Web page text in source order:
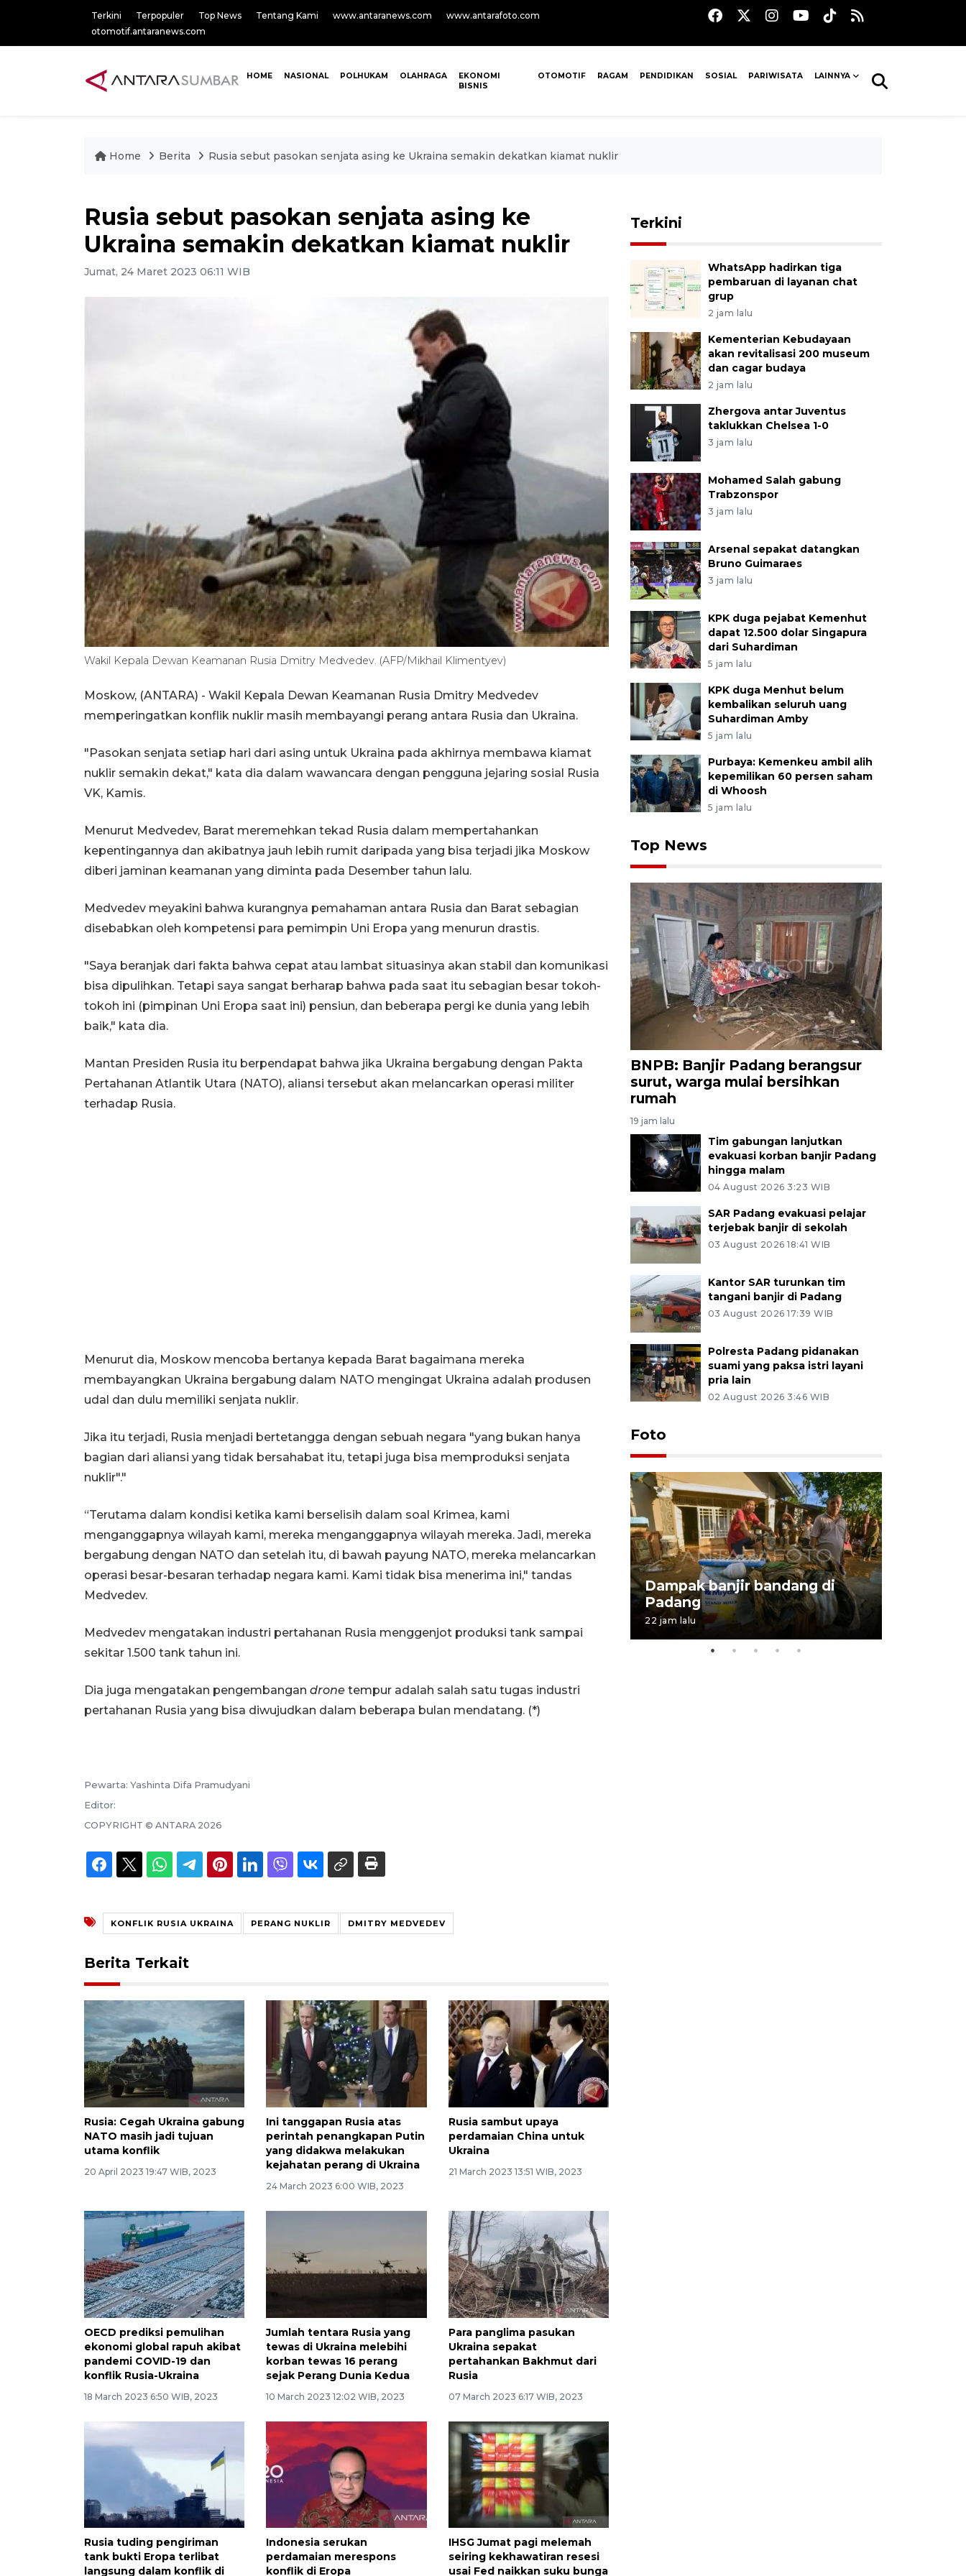
Terkini Terpopuler Top News Tentang Kami www.antaranews.com
www.antarafoto.com
otomotif.antaranews.com
HOME NASIONAL POLHUKAM OLAHRAGA
EKONOMI
BISNIS
OTOMOTIF RAGAM PENDIDIKAN SOSIAL PARIWISATA LAINNYA
Home Berita Rusia sebut pasokan senjata asing ke Ukraina semakin dekatkan kiamat nuklir
Rusia sebut pasokan senjata asing ke
Ukraina semakin dekatkan kiamat nuklir
Jumat, 24 Maret 2023 06:11 WIB
Wakil Kepala Dewan Keamanan Rusia Dmitry Medvedev. (AFP/Mikhail Klimentyev)
Moskow, (ANTARA) - Wakil Kepala Dewan Keamanan Rusia Dmitry Medvedev
memperingatkan konflik nuklir masih membayangi perang antara Rusia dan Ukraina.
"Pasokan senjata setiap hari dari asing untuk Ukraina pada akhirnya membawa kiamat
nuklir semakin dekat," kata dia dalam wawancara dengan pengguna jejaring sosial Rusia
VK, Kamis.
Menurut Medvedev, Barat meremehkan tekad Rusia dalam mempertahankan
kepentingannya dan akibatnya jauh lebih rumit daripada yang bisa terjadi jika Moskow
diberi jaminan keamanan yang diminta pada Desember tahun lalu.
Medvedev meyakini bahwa kurangnya pemahaman antara Rusia dan Barat sebagian
disebabkan oleh kompetensi para pemimpin Uni Eropa yang menurun drastis.
"Saya beranjak dari fakta bahwa cepat atau lambat situasinya akan stabil dan komunikasi
bisa dipulihkan. Tetapi saya sangat berharap bahwa pada saat itu sebagian besar tokoh-
tokoh ini (pimpinan Uni Eropa saat ini) pensiun, dan beberapa pergi ke dunia yang lebih
baik," kata dia.
Mantan Presiden Rusia itu berpendapat bahwa jika Ukraina bergabung dengan Pakta
Pertahanan Atlantik Utara (NATO), aliansi tersebut akan melancarkan operasi militer
terhadap Rusia.
Menurut dia, Moskow mencoba bertanya kepada Barat bagaimana mereka
membayangkan Ukraina bergabung dalam NATO mengingat Ukraina adalah produsen
udal dan dulu memiliki senjata nuklir.
Jika itu terjadi, Rusia menjadi bertetangga dengan sebuah negara "yang bukan hanya
bagian dari aliansi yang tidak bersahabat itu, tetapi juga bisa memproduksi senjata
nuklir"."
“Terutama dalam kondisi ketika kami berselisih dalam soal Krimea, kami
menganggapnya wilayah kami, mereka menganggapnya wilayah mereka. Jadi, mereka
bergabung dengan NATO dan setelah itu, di bawah payung NATO, mereka melancarkan
operasi besar-besaran terhadap negara kami. Kami tidak bisa menerima ini," tandas
Medvedev.
Medvedev mengatakan industri pertahanan Rusia menggenjot produksi tank sampai
sekitar 1.500 tank tahun ini.
Dia juga mengatakan pengembangan drone tempur adalah salah satu tugas industri
pertahanan Rusia yang bisa diwujudkan dalam beberapa bulan mendatang. (*)
Pewarta: Yashinta Difa Pramudyani
Editor:
COPYRIGHT © ANTARA 2026
KONFLIK RUSIA UKRAINA PERANG NUKLIR DMITRY MEDVEDEV
Berita Terkait
Rusia: Cegah Ukraina gabung
NATO masih jadi tujuan
utama konflik
20 April 2023 19:47 WIB, 2023
Ini tanggapan Rusia atas
perintah penangkapan Putin
yang didakwa melakukan
kejahatan perang di Ukraina
24 March 2023 6:00 WIB, 2023
Rusia sambut upaya
perdamaian China untuk
Ukraina
21 March 2023 13:51 WIB, 2023
OECD prediksi pemulihan
ekonomi global rapuh akibat
pandemi COVID-19 dan
konflik Rusia-Ukraina
18 March 2023 6:50 WIB, 2023
Jumlah tentara Rusia yang
tewas di Ukraina melebihi
korban tewas 16 perang
sejak Perang Dunia Kedua
10 March 2023 12:02 WIB, 2023
Para panglima pasukan
Ukraina sepakat
pertahankan Bakhmut dari
Rusia
07 March 2023 6:17 WIB, 2023
Rusia tuding pengiriman
tank bukti Eropa terlibat
langsung dalam konflik di
Indonesia serukan
perdamaian merespons
konflik di Eropa
IHSG Jumat pagi melemah
seiring kekhawatiran resesi
usai Fed naikkan suku bunga
Terkini
WhatsApp hadirkan tiga
pembaruan di layanan chat
grup
2 jam lalu
Kementerian Kebudayaan
akan revitalisasi 200 museum
dan cagar budaya
2 jam lalu
Zhergova antar Juventus
taklukkan Chelsea 1-0
3 jam lalu
Mohamed Salah gabung
Trabzonspor
3 jam lalu
Arsenal sepakat datangkan
Bruno Guimaraes
3 jam lalu
KPK duga pejabat Kemenhut
dapat 12.500 dolar Singapura
dari Suhardiman
5 jam lalu
KPK duga Menhut belum
kembalikan seluruh uang
Suhardiman Amby
5 jam lalu
Purbaya: Kemenkeu ambil alih
kepemilikan 60 persen saham
di Whoosh
5 jam lalu
Top News
BNPB: Banjir Padang berangsur
surut, warga mulai bersihkan
rumah
19 jam lalu
Tim gabungan lanjutkan
evakuasi korban banjir Padang
hingga malam
04 August 2026 3:23 WIB
SAR Padang evakuasi pelajar
terjebak banjir di sekolah
03 August 2026 18:41 WIB
Kantor SAR turunkan tim
tangani banjir di Padang
03 August 2026 17:39 WIB
Polresta Padang pidanakan
suami yang paksa istri layani
pria lain
02 August 2026 3:46 WIB
Foto
Pemerintah dorong upaya
pembentukan wilayah
Dampak banjir bandang di
Padang
22 jam lalu